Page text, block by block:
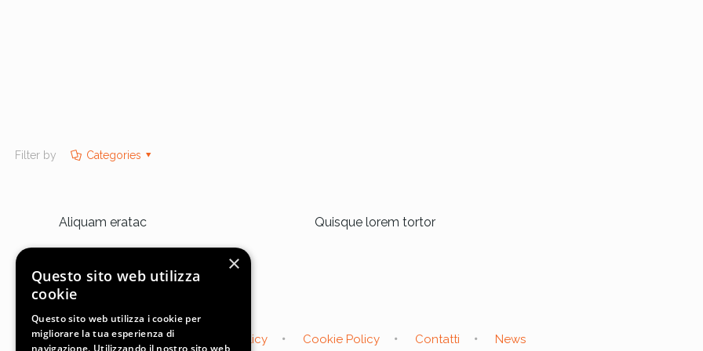
Filter by Categories
Aliquam eratac Quisque lorem tortor
Home Takumi Italia Privacy Policy Cookie Policy Contatti News
×
Questo sito web utilizza
cookie
Questo sito web utilizza i cookie per
migliorare la tua esperienza di
navigazione. Utilizzando il nostro sito web